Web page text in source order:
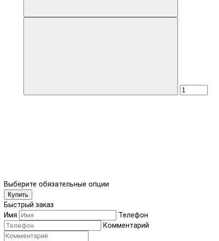
Выберите обязательные опции
Купить
Быстрый заказ
Имя
Телефон
Комментарий